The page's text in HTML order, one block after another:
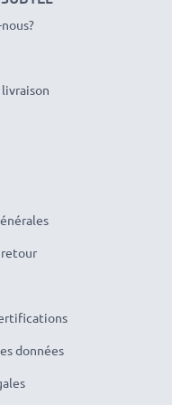
savons ce qui fait un
mois!
données